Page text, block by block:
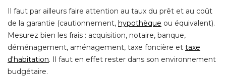
Il faut par ailleurs faire attention au taux du prêt et au coût
de la garantie (cautionnement, hypothèque ou équivalent).
Mesurez bien les frais : acquisition, notaire, banque,
déménagement, aménagement, taxe foncière et taxe
d'habitation. Il faut en effet rester dans son environnement
budgétaire.